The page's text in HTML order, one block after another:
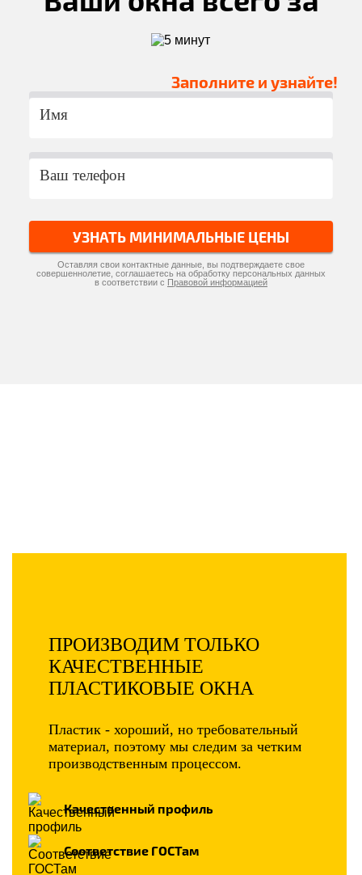
Заполните и узнайте!
УЗНАТЬ МИНИМАЛЬНЫЕ ЦЕНЫ
Оставляя свои контактные данные, вы подтверждаете свое
совершеннолетие, соглашаетесь на обработку персональных данных
в соответствии с Правовой информацией
ПРОИЗВОДИМ ТОЛЬКО
КАЧЕСТВЕННЫЕ
ПЛАСТИКОВЫЕ ОКНА
Пластик - хороший, но требовательный
материал, поэтому мы следим за четким
производственным процессом.
Качественный профиль
Соответствие ГОСТам